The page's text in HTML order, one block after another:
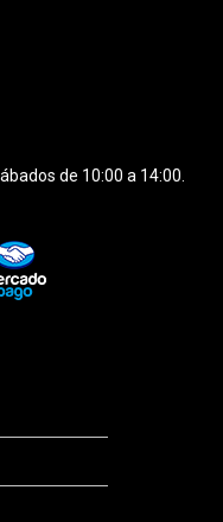
de 10:00 a 14:00.